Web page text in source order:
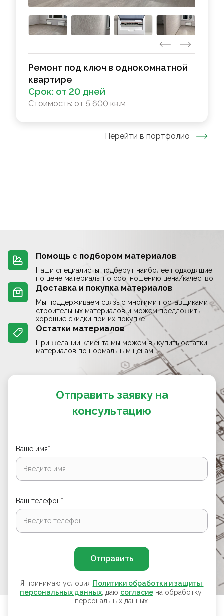
Ремонт под ключ в однокомнатной
квартире
Срок: от 20 дней
Стоимость: от 5 600 кв.м
Перейти в портфолио
Помощь с подбором материалов
Наши специалисты подберут наиболее подходящие
по цене материалы по соотношению цена/качество
Доставка и покупка материалов
Мы поддерживаем связь с многими поставщиками
строительных материалов и можем предложить
хорошие скидки при их покупке
Остатки материалов
При желании клиента мы можем выкупить остатки
материалов по нормальным ценам
Отправить заявку на
консультацию
Ваше имя*
Ваш телефон*
Отправить
Я принимаю условия Политики обработки и защиты
персональных данных , даю согласие на обработку
персональных данных.